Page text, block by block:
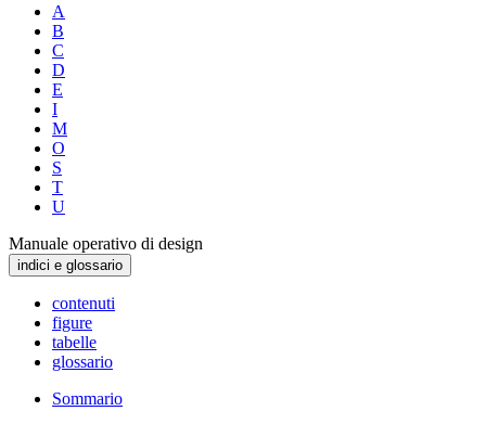
A
B
C
D
E
I
M
O
S
T
U
Manuale operativo di design
indici e glossario
contenuti
figure
tabelle
glossario
Sommario